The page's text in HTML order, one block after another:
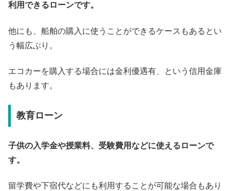
利用できるローンです。
他にも、船舶の購入に使うことができるケースもあるとい
う幅広ぶり。
エコカーを購入する場合には金利優遇有、という信用金庫
もあります。
教育ローン
子供の入学金や授業料、受験費用などに使えるローンで
す。
留学費や下宿代などにも利用することが可能な場合もあり